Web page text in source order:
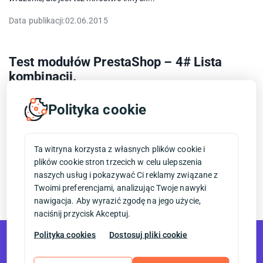
Data publikacji:02.06.2015
Test modułów PrestaShop – 4# Lista
kombinacji.
funkcjonalności prestashop
moduł prestashop
moduły pestashop
Ten moduł wpadł nam w ręce przy okazji pracy nad jednym z
naszych aktualnych projektów. Internetowa drogeria. Klient ma
naprawdę sporo produktów w sklepie, które...
Data publikacji:19.05.2015
Polityka cookie
Ta witryna korzysta z własnych plików cookie i
plików cookie stron trzecich w celu ulepszenia
naszych usług i pokazywać Ci reklamy związane z
Twoimi preferencjami, analizując Twoje nawyki
nawigacja. Aby wyrazić zgodę na jego użycie,
naciśnij przycisk Akceptuj.
Polityka cookies Dostosuj pliki cookie